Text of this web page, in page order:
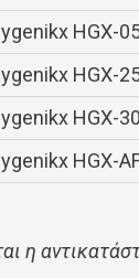
HGX-
HGX-
HGX-
HGX-
η